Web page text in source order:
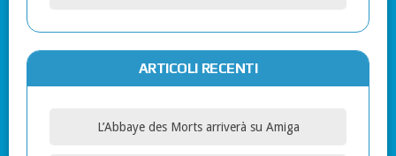
ARTICOLI RECENTI
L’Abbaye des Morts arriverà su Amiga